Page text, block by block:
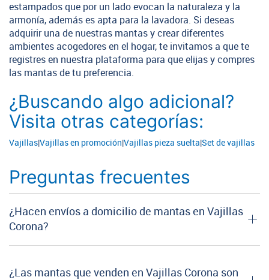
estampados que por un lado evocan la naturaleza y la
armonía, además es apta para la lavadora. Si deseas
adquirir una de nuestras mantas y crear diferentes
ambientes acogedores en el hogar, te invitamos a que te
registres en nuestra plataforma para que elijas y compres
las mantas de tu preferencia.
¿Buscando algo adicional?
Visita otras categorías:
Vajillas|Vajillas en promoción|Vajillas pieza suelta|Set de vajillas
Preguntas frecuentes
¿Hacen envíos a domicilio de mantas en Vajillas
Corona?
¿Las mantas que venden en Vajillas Corona son